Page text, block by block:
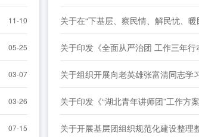
07-24]
）成功举办 [2026-08-05]
志愿者出征仪式在汉举行 [2026-07-31]
11-10
05-25
03-07
03-26
07-15
关于组织开展向老英雄张富清同志学
关于印发《“湖北青年讲师团”工作方
关于开展基层团组织规范化建设整理